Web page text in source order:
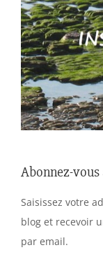
Abonnez-
Saisissez votre
blog et recevoir
par email.